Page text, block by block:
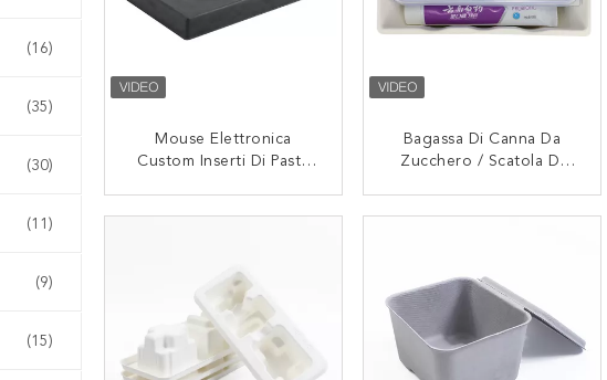
(16)
(35)
(30)
(11)
(9)
(15)
Mouse Elettronica
Custom Inserti Di Pasta
CONTATTACI
Bagassa Di Canna Da
Zucchero / Scatola Di
CONTATTACI